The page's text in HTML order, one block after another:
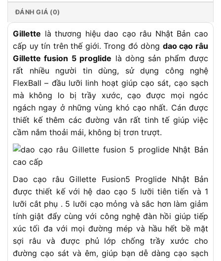
ĐÁNH GIÁ (0)
Gillette là thương hiệu dao cạo râu Nhật Bản cao
cấp uy tín trên thế giới. Trong đó dòng dao cạo râu
Gillette fusion 5 proglide là dòng sản phẩm được
rất nhiều người tin dùng, sử dụng công nghệ
FlexBall – đầu lưỡi linh hoạt giúp cạo sát, cạo sạch
mà không lo bị trầy xước, cạo được mọi ngóc
ngách ngay ở những vùng khó cạo nhất. Cán được
thiết kế thêm các đường vân rất tinh tế giúp việc
cầm nắm thoải mái, không bị trơn trượt.
Dao cạo râu Gillette Fusion5 Proglide Nhật Bản
được thiết kế với hệ dao cạo 5 lưỡi tiên tiến và 1
lưỡi cắt phụ . 5 lưỡi cạo mỏng và sắc hơn làm giảm
tính giật đẩy cùng với công nghệ đàn hồi giúp tiếp
xúc tối đa với mọi đường mép và hầu hết bề mặt
sợi râu và được phủ lớp chống trầy xước cho
đường cạo sát và êm, giúp bạn dễ dàng cạo sạch